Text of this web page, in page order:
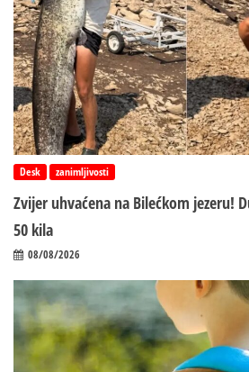
Desk zanimljivosti
Zvijer uhvaćena na Bilećkom jezeru!
50 kila
08/08/2026